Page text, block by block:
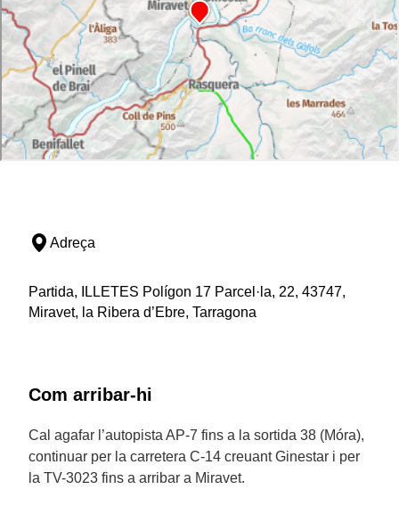
Adreça
Partida, ILLETES Polígon 17 Parcel·la, 22, 43747,
Miravet, la Ribera d’Ebre, Tarragona
Com arribar-hi
Cal agafar l’autopista AP-7 fins a la sortida 38 (Móra),
continuar per la carretera C-14 creuant Ginestar i per
la TV-3023 fins a arribar a Miravet.